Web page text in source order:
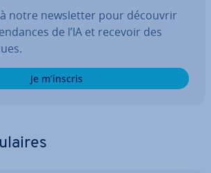
notre news­let­ter pour découvrir
de l’IA et recevoir des
Je m’inscris